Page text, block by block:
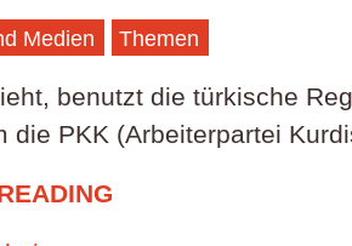
Medien Themen
benutzt die türkische
die PKK (Arbeiterpartei